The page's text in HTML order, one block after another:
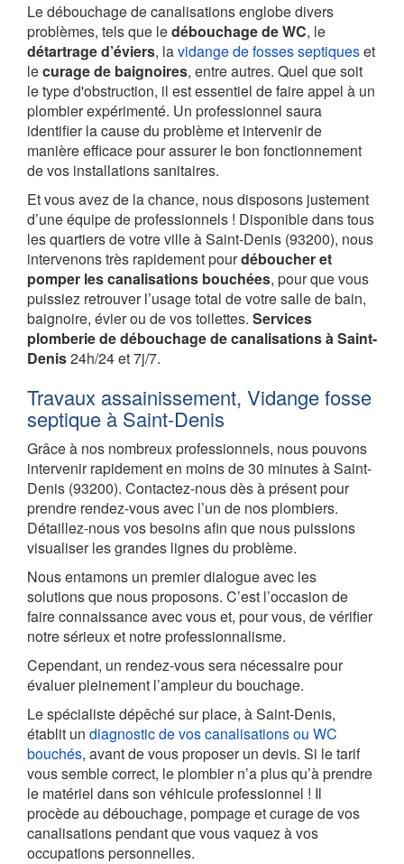
Le débouchage de canalisations englobe divers
problèmes, tels que ledébouchage de WC, le
détartrage d’éviers, lavidange de fosses septiqueset
lecurage de baignoires, entre autres. Quel que soit
le type d'obstruction, il est essentiel de faire appel à un
plombier expérimenté. Un professionnel saura
identifier la cause du problème et intervenir de
manière efficace pour assurer le bon fonctionnement
de vos installations sanitaires.
Et vous avez de la chance, nous disposons justement
d’une équipe de professionnels ! Disponible dans tous
les quartiers de votre ville à Saint-Denis (93200), nous
intervenons très rapidement pourdéboucher et
pomper les canalisations bouchées, pour que vous
puissiez retrouver l’usage total de votre salle de bain,
baignoire, évier ou de vos toilettes. Services
plomberie de débouchage de canalisations à Saint-
Denis24h/24 et 7j/7.
Travaux assainissement, Vidange fosse
septique à Saint-Denis
Grâce à nos nombreux professionnels, nous pouvons
intervenir rapidement en moins de 30 minutes à Saint-
Denis (93200). Contactez-nous dès à présent pour
prendre rendez-vous avec l’un de nos plombiers.
Détaillez-nous vos besoins afin que nous puissions
visualiser les grandes lignes du problème.
Nous entamons un premier dialogue avec les
solutions que nous proposons. C’est l’occasion de
faire connaissance avec vous et, pour vous, de vérifier
notre sérieux et notre professionnalisme.
Cependant, un rendez-vous sera nécessaire pour
évaluer pleinement l’ampleur du bouchage.
Le spécialiste dépêché sur place, à Saint-Denis,
établit un diagnostic de vos canalisations ou WC
bouchés, avant de vous proposer un devis. Si le tarif
vous semble correct, le plombier n’a plus qu’à prendre
le matériel dans son véhicule professionnel ! Il
procède au débouchage, pompage et curage de vos
canalisations pendant que vous vaquez à vos
occupations personnelles.